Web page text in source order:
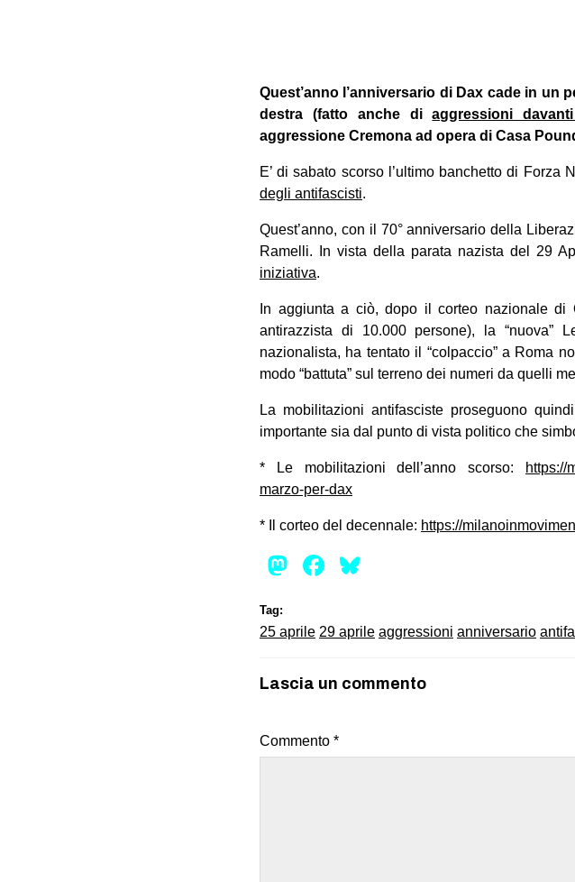
Quest’anno l’anniversario di Dax cade in un
destra (fatto anche diaggressioni
aggressione Cremona ad opera di Casa
E’ di sabato scorso l’ultimo banchetto di Forza
degli antifascisti.
Quest’anno, con il 70° anniversario della
Ramelli. In vista della parata nazista del 29
iniziativa.
In aggiunta a ciò, dopo il corteo nazionale
antirazzista di 10.000 persone), la “nuova”
nazionalista, ha tentato il “colpaccio” a Roma
modo “battuta” sul terreno dei numeri da quelli
La mobilitazioni antifasciste proseguono
importante sia dal punto di vista politico che
* Le mobilitazioni dell’anno scorso:
https://
marzo-per-dax
* Il corteo del decennale: https://
Mastodon
Facebook
Tag:
25 aprile 29 aprile aggressioni anniversario
Lascia un commento
Commento *